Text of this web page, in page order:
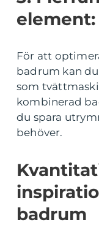
element:
För att
badrum kan
som
kombinerad
du spara
behöver.
badrum